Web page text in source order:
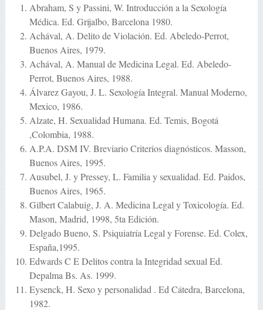
Abraham, S y Passini, W. Introducción a la Sexología
Médica. Ed. Grijalbo, Barcelona 1980.
Achával, A. Delito de Violación. Ed. Abeledo-Perrot,
Buenos Aires, 1979.
Achával, A. Manual de Medicina Legal. Ed. Abeledo-
Perrot, Buenos Aires, 1988.
Álvarez Gayou, J. L. Sexología Integral. Manual Moderno,
Mexico, 1986.
Alzate, H. Sexualidad Humana. Ed. Temis, Bogotá
,Colombia, 1988.
A.P.A. DSM IV. Breviario Criterios diagnósticos. Masson,
Buenos Aires, 1995.
Ausubel, J. y Pressey, L. Familia y sexualidad. Ed. Paidos,
Buenos Aires, 1965.
Gilbert Calabuig, J. A. Medicina Legal y Toxicología. Ed.
Mason, Madrid, 1998, 5ta Edición.
Delgado Bueno, S. Psiquiatría Legal y Forense. Ed. Colex,
España,1995.
Edwards C E Delitos contra la Integridad sexual Ed.
Depalma Bs. As. 1999.
Eysenck, H. Sexo y personalidad . Ed Cátedra, Barcelona,
1982.